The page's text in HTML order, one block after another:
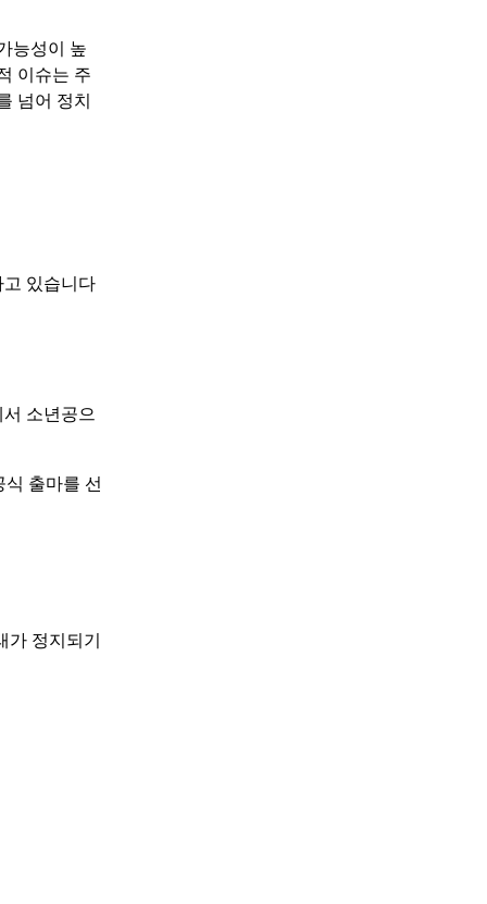
능성이 높
이슈는 주
넘어 정치
있습니다
소년공으
출마를 선
정지되기